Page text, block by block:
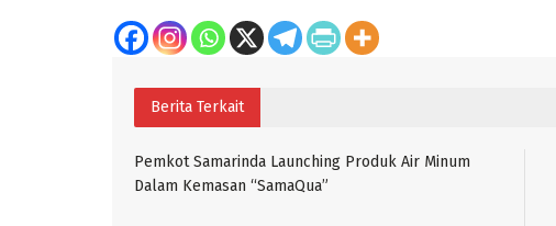
Berita Terkait
Pemkot Samarinda Launching Produk Air Minum
Dalam Kemasan “SamaQua”